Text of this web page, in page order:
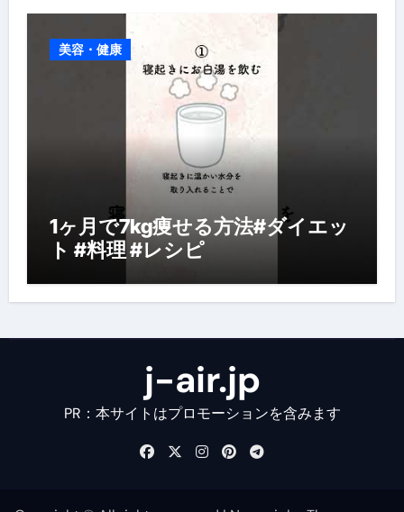
美容・健康
1ヶ月で7kg痩せる方法#ダイエッ
ト #料理 #レシピ
j-air.jp
PR：本サイトはプロモーションを含みます